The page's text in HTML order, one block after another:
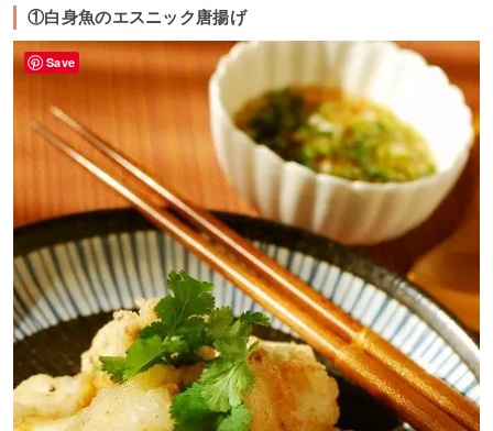
①白身魚のエスニック唐揚げ
Save